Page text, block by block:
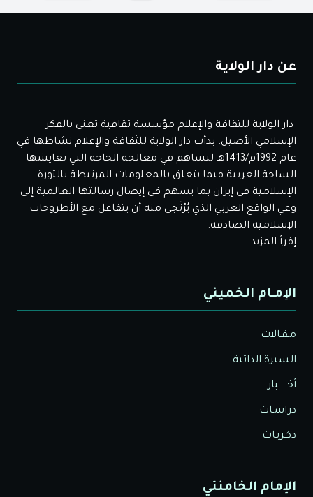
عن دار الولاية
دار الولاية للثقافة والإعلام مؤسسة ثقافية تعني بالفكر
الإسلامي الأصيل. بدأت دار الولاية للثقافة والإعلام نشاطها في
عام 1992م/1413هـ لتساهم في معالجة الحاجة التي تعايشها
الساحة العربية فيما يتعلق بالمعلومات المرتبطة بالثورة
الإسلامية في إيران بما يسهم في إيصال رسالتها العالمية إلى
وعي الواقع العربي الذي يُرْتَجى منه أن يتفاعل مع الأطروحات
الإسلامية الصادقة.
إقرأ المزيد...
الإمـام الخميني
مـقـالات
السيرة الذاتية
أخــــــبار
دراسـات
ذكـريـات
الإمام الخامنئي